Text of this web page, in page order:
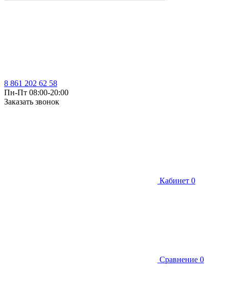
8 861 202 62 58
Пн-Пт 08:00-20:00
Заказать звонок
Кабинет 0
Сравнение 0